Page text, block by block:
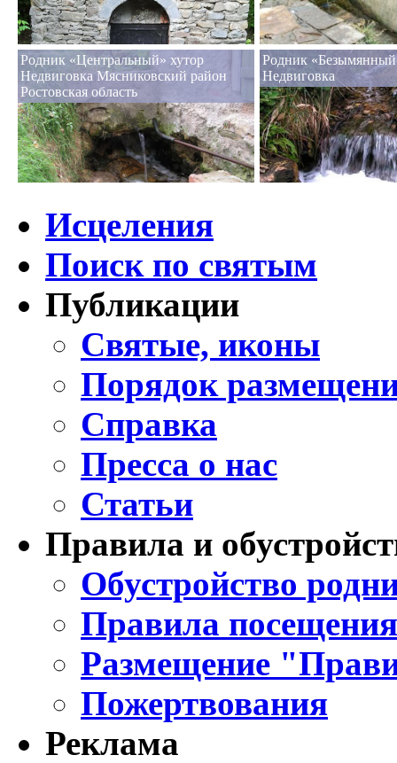
Родник «Центральный» хутор
Недвиговка Мясниковский район
Ростовская область
Родник
Недвиговка
Исцеления
Поиск по святым
Публикации
Святые, иконы
Порядок
Справка
Пресса о нас
Статьи
Правила и
Обустройство
Правила
Размещение
Пожертвования
Реклама